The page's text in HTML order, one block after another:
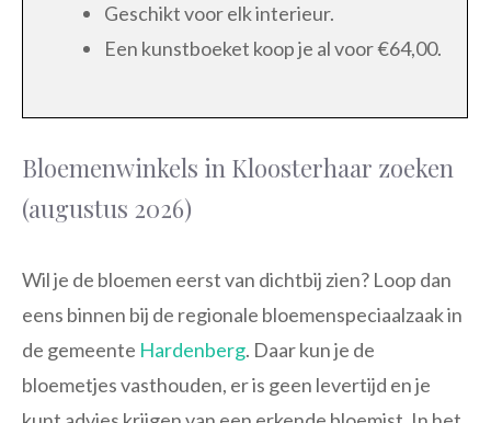
Geschikt voor elk interieur.
Een kunstboeket koop je al voor €64,00.
Bloemenwinkels in Kloosterhaar zoeken
(augustus 2026)
Wil je de bloemen eerst van dichtbij zien? Loop dan
eens binnen bij de regionale bloemenspeciaalzaak in
de gemeente Hardenberg. Daar kun je de
bloemetjes vasthouden, er is geen levertijd en je